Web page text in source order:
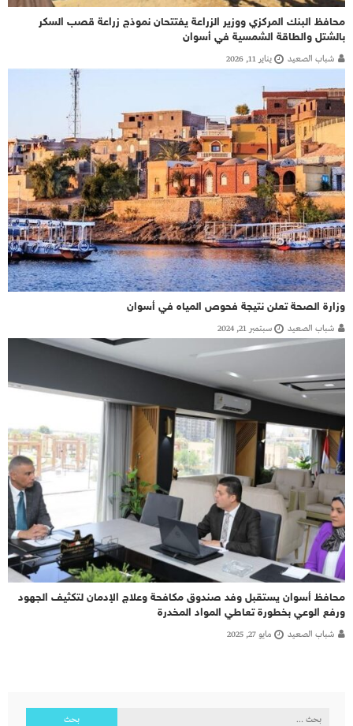
محافظ البنك المركزي ووزير الزراعة يفتتحان نموذج زراعة قصب السكر
بالشتل والطاقة الشمسية في أسوان
شباب الصعيد يناير 11, 2026
وزارة الصحة تعلن نتيجة فحوص المياه في أسوان
شباب الصعيد سبتمبر 21, 2024
محافظ أسوان يستقبل وفد صندوق مكافحة وعلاج الإدمان لتكثيف الجهود
ورفع الوعي بخطورة تعاطي المواد المخدرة
شباب الصعيد مايو 27, 2025
البحث